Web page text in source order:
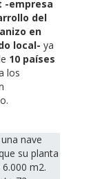
-empresa
del
en
local- ya
10 países
los
nave
su planta
m2.